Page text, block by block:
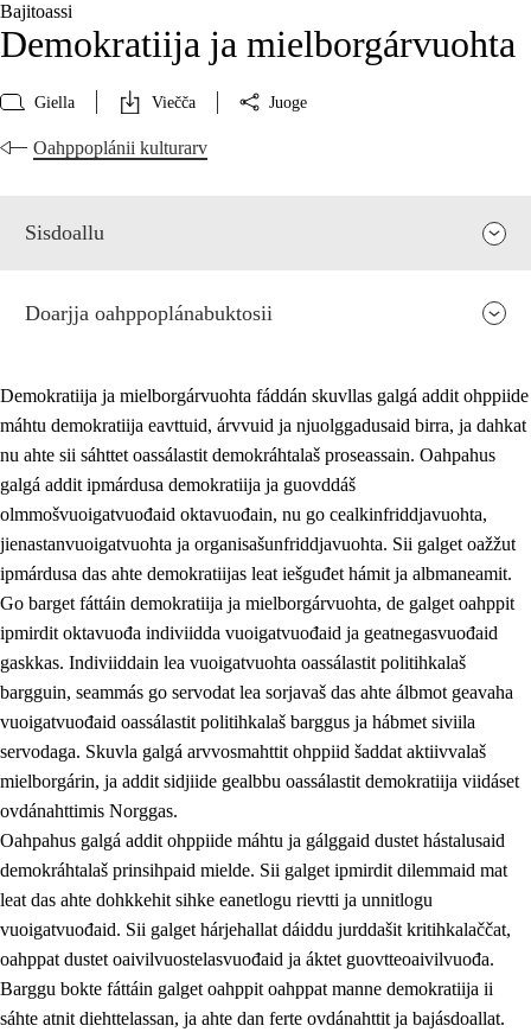
Bajitoassi
Demokratiija ja mielborgárvuohta
Giella Viečča Juoge
Oahppoplánii kulturarv
Sisdoallu
2. Oahppama prinsihpat, ovdáneapmi ja oahppahábmen
2.1 Sosiála oahppan ja ovdáneapmi
2.2 Gealbu fágain
2.3 Vuođđogálggat
2.4 Oahppat oahppat
Fágaidrasttideaddji fáttát
2.5 Fágaidrasttideaddji fáttát
2.5.1 Álbmotdearvvašvuohta ja eallimis birget
2.5.2 Demokratiija ja mielborgárvuohta
2.5.3 Guoddevaš ovdáneapmi
Doarjja oahppoplánabuktosii
Demokratiija ja mielborgárvuohta fáddán skuvllas galgá addit ohppiide
máhtu demokratiija eavttuid, árvvuid ja njuolggadusaid birra, ja dahkat
nu ahte sii sáhttet oassálastit demokráhtalaš proseassain. Oahpahus
galgá addit ipmárdusa demokratiija ja guovddáš
olmmošvuoigatvuođaid oktavuođain, nu go cealkinfriddjavuohta,
jienastanvuoigatvuohta ja organisašunfriddjavuohta. Sii galget oažžut
ipmárdusa das ahte demokratiijas leat iešguđet hámit ja albmaneamit.
Go barget fáttáin demokratiija ja mielborgárvuohta, de galget oahppit
ipmirdit oktavuođa indiviidda vuoigatvuođaid ja geatnegasvuođaid
gaskkas. Indiviiddain lea vuoigatvuohta oassálastit politihkalaš
bargguin, seammás go servodat lea sorjavaš das ahte álbmot geavaha
vuoigatvuođaid oassálastit politihkalaš barggus ja hábmet siviila
servodaga. Skuvla galgá arvvosmahttit ohppiid šaddat aktiivvalaš
mielborgárin, ja addit sidjiide gealbbu oassálastit demokratiija viidáset
ovdánahttimis Norggas.
Oahpahus galgá addit ohppiide máhtu ja gálggaid dustet hástalusaid
demokráhtalaš prinsihpaid mielde. Sii galget ipmirdit dilemmaid mat
leat das ahte dohkkehit sihke eanetlogu rievtti ja unnitlogu
vuoigatvuođaid. Sii galget hárjehallat dáiddu jurddašit kritihkalaččat,
oahppat dustet oaivilvuostelasvuođaid ja áktet guovtteoaivilvuođa.
Barggu bokte fáttáin galget oahppit oahppat manne demokratiija ii
sáhte atnit diehttelassan, ja ahte dan ferte ovdánahttit ja bajásdoallat.